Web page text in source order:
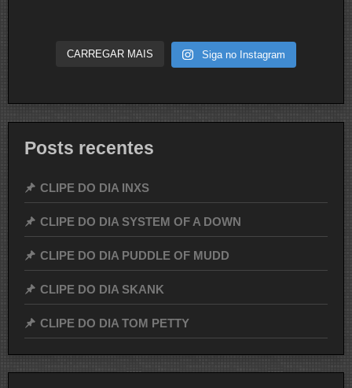
CARREGAR MAIS Siga no Instagram
Posts recentes
CLIPE DO DIA INXS
CLIPE DO DIA SYSTEM OF A DOWN
CLIPE DO DIA PUDDLE OF MUDD
CLIPE DO DIA SKANK
CLIPE DO DIA TOM PETTY